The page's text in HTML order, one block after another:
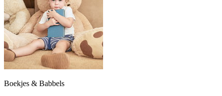
Boekjes & Babbels